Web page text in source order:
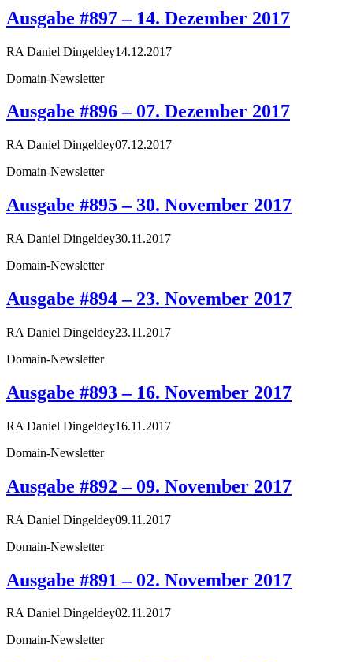
Ausgabe #897 – 14. Dezember 2017
RA Daniel Dingeldey14.12.2017
Domain-Newsletter
Ausgabe #896 – 07. Dezember 2017
RA Daniel Dingeldey07.12.2017
Domain-Newsletter
Ausgabe #895 – 30. November 2017
RA Daniel Dingeldey30.11.2017
Domain-Newsletter
Ausgabe #894 – 23. November 2017
RA Daniel Dingeldey23.11.2017
Domain-Newsletter
Ausgabe #893 – 16. November 2017
RA Daniel Dingeldey16.11.2017
Domain-Newsletter
Ausgabe #892 – 09. November 2017
RA Daniel Dingeldey09.11.2017
Domain-Newsletter
Ausgabe #891 – 02. November 2017
RA Daniel Dingeldey02.11.2017
Domain-Newsletter